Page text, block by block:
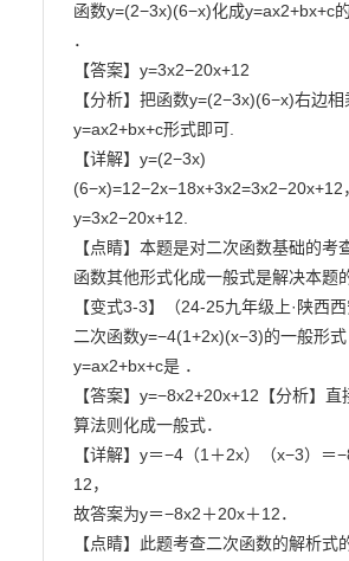
函数y=(2−3x)(6−x)化成y=ax2+bx+c
．
【答案】y=3x2−20x+12
【分析】把函数y=(2−3x)(6−x)右边
y=ax2+bx+c形式即可.
【详解】y=(2−3x)
(6−x)=12−2x−18x+3x2=3x2−20x+12
y=3x2−20x+12.
【点睛】本题是对二次函数基础的考
函数其他形式化成一般式是解决本题
【变式3-3】（24-25九年级上·陕西西
二次函数y=−4(1+2x)(x−3)的一般形式
y=ax2+bx+c是 ．
【答案】y=−8x2+20x+12【分析】
算法则化成一般式．
【详解】y＝−4（1＋2x）（x−3）＝
12，
故答案为y＝−8x2＋20x＋12．
【点睛】此题考查二次函数的解析式